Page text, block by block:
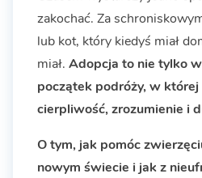
zakochać. Za
lub kot, który kiedyś miał
miał. Adopcja to nie tylko
początek podróży, w
cierpliwość, zrozumienie i
O tym, jak pomóc
nowym świecie i jak z